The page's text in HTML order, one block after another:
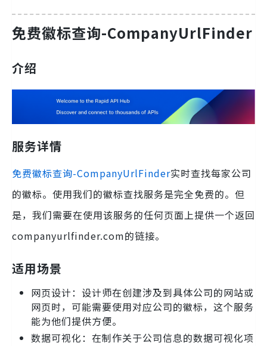
免费徽标查询-CompanyUrlFinder
介绍
服务详情
免费徽标查询-CompanyUrlFinder实时查找每家公司
的徽标。使用我们的徽标查找服务是完全免费的。但
是，我们需要在使用该服务的任何页面上提供一个返回
companyurlfinder.com的链接。
适用场景
网页设计：设计师在创建涉及到具体公司的网站或
网页时，可能需要使用对应公司的徽标，这个服务
能为他们提供方便。
数据可视化：在制作关于公司信息的数据可视化项